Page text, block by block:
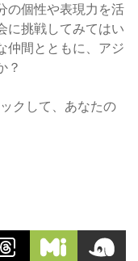
の個性や表現力を活
に挑戦してみてはい
仲間とともに、アジ
？
クして、あなたの